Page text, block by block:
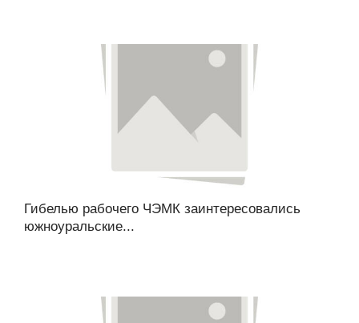
Гибелью рабочего ЧЭМК заинтересовались
южноуральские...